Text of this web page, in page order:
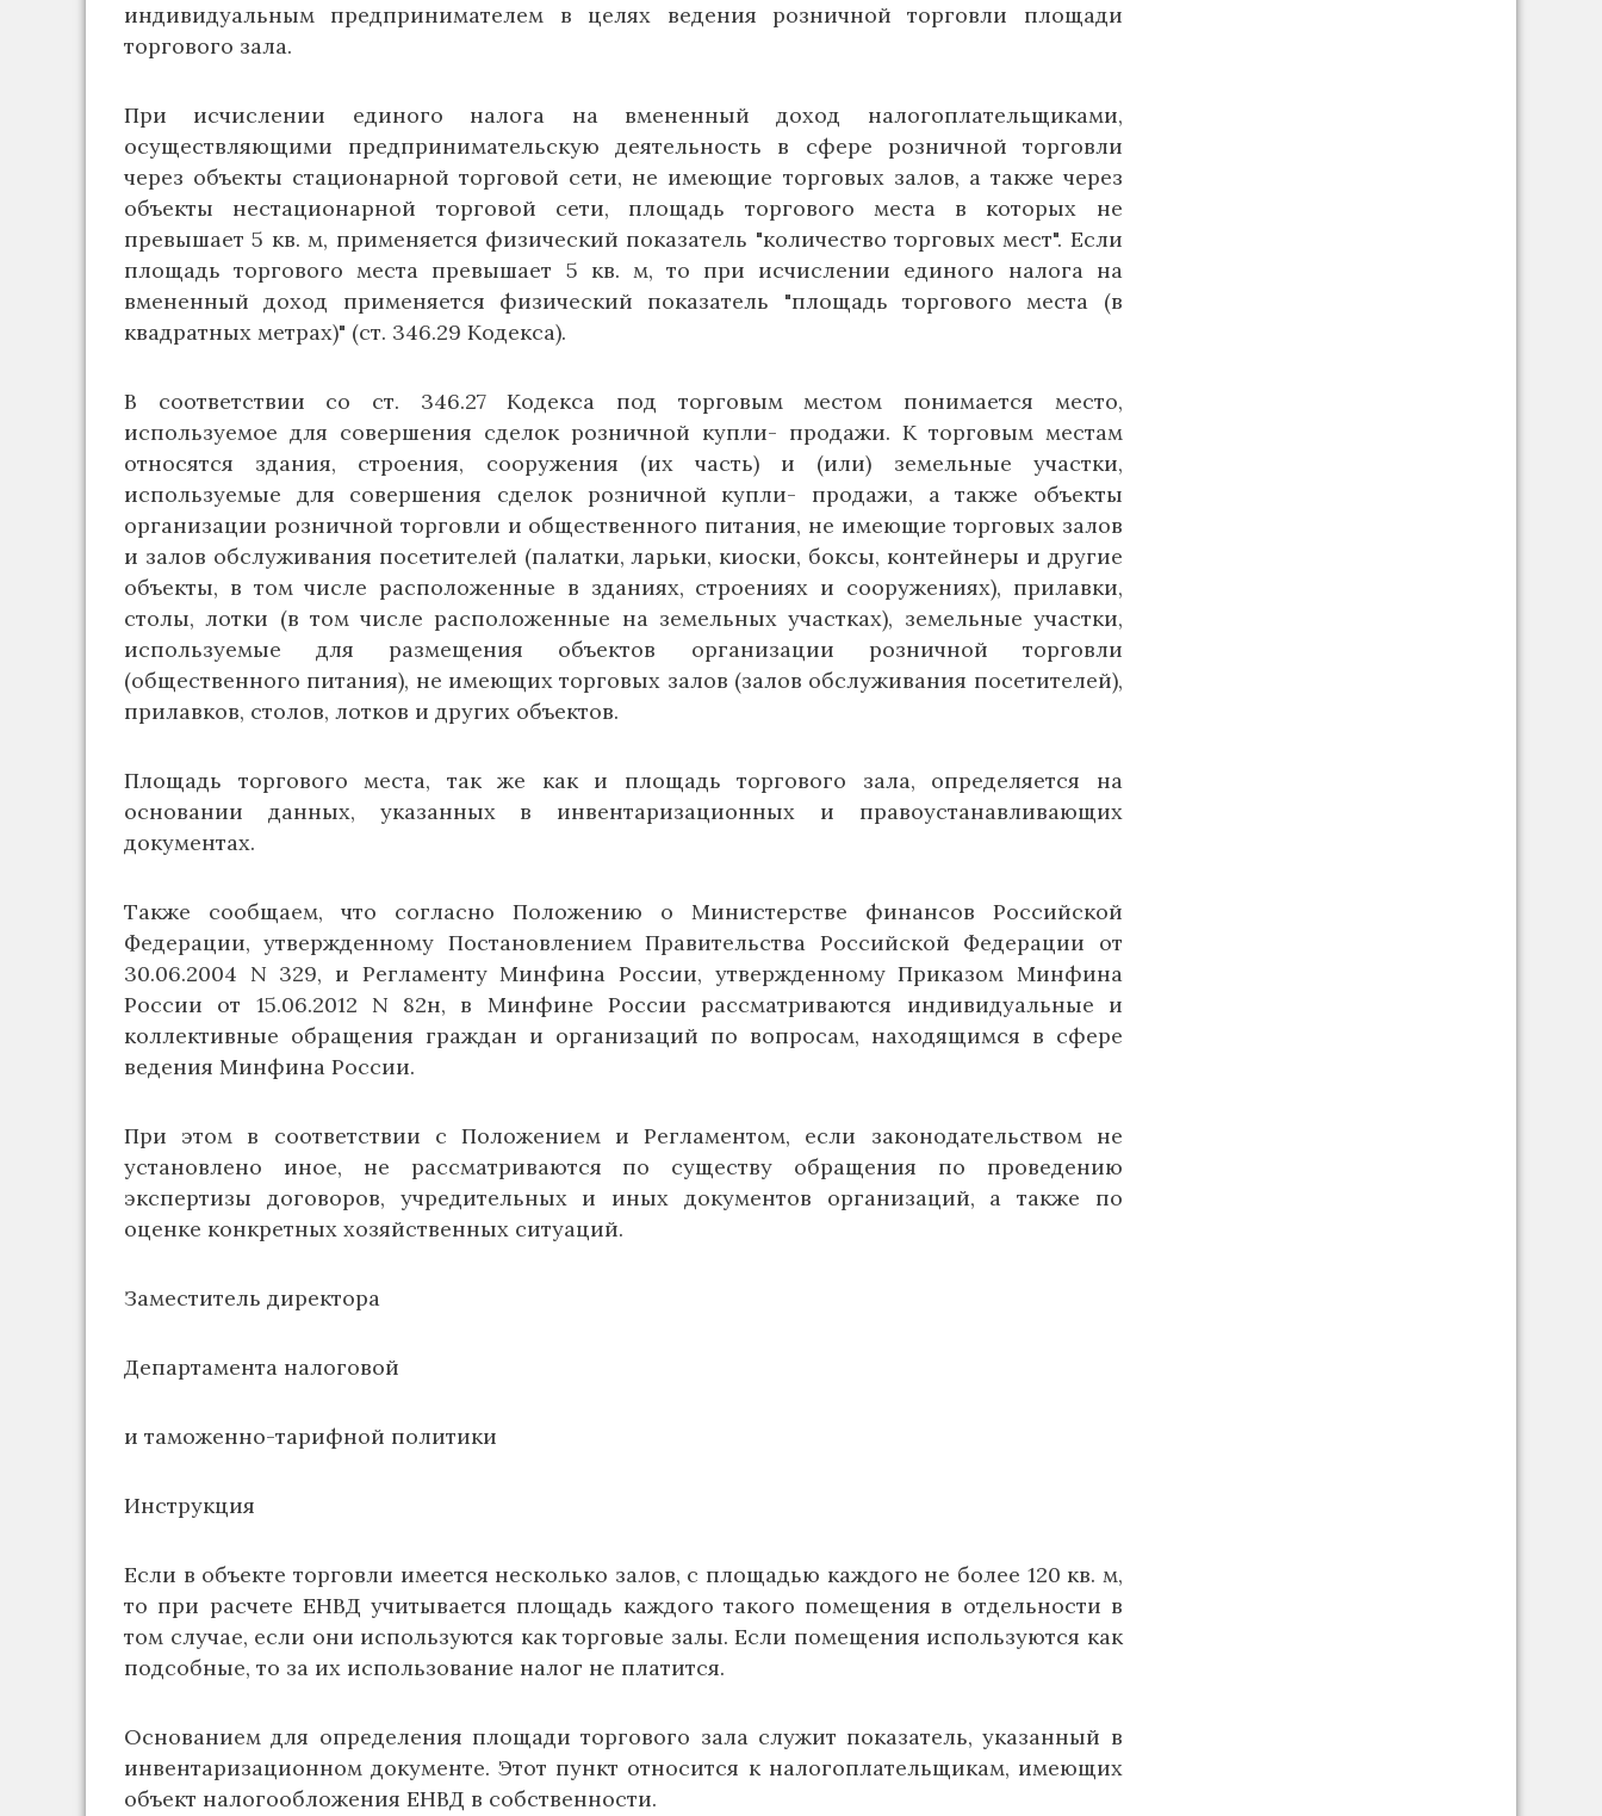
индивидуальным предпринимателем в целях ведения розничной торговли площади
торгового зала.
При исчислении единого налога на вмененный доход налогоплательщиками,
осуществляющими предпринимательскую деятельность в сфере розничной торговли
через объекты стационарной торговой сети, не имеющие торговых залов, а также через
объекты нестационарной торговой сети, площадь торгового места в которых не
превышает 5 кв. м, применяется физический показатель "количество торговых мест". Если
площадь торгового места превышает 5 кв. м, то при исчислении единого налога на
вмененный доход применяется физический показатель "площадь торгового места (в
квадратных метрах)" (ст. 346.29 Кодекса).
В соответствии со ст. 346.27 Кодекса под торговым местом понимается место,
используемое для совершения сделок розничной купли- продажи. К торговым местам
относятся здания, строения, сооружения (их часть) и (или) земельные участки,
используемые для совершения сделок розничной купли- продажи, а также объекты
организации розничной торговли и общественного питания, не имеющие торговых залов
и залов обслуживания посетителей (палатки, ларьки, киоски, боксы, контейнеры и другие
объекты, в том числе расположенные в зданиях, строениях и сооружениях), прилавки,
столы, лотки (в том числе расположенные на земельных участках), земельные участки,
используемые для размещения объектов организации розничной торговли
(общественного питания), не имеющих торговых залов (залов обслуживания посетителей),
прилавков, столов, лотков и других объектов.
Площадь торгового места, так же как и площадь торгового зала, определяется на
основании данных, указанных в инвентаризационных и правоустанавливающих
документах.
Также сообщаем, что согласно Положению о Министерстве финансов Российской
Федерации, утвержденному Постановлением Правительства Российской Федерации от
30.06.2004 N 329, и Регламенту Минфина России, утвержденному Приказом Минфина
России от 15.06.2012 N 82н, в Минфине России рассматриваются индивидуальные и
коллективные обращения граждан и организаций по вопросам, находящимся в сфере
ведения Минфина России.
При этом в соответствии с Положением и Регламентом, если законодательством не
установлено иное, не рассматриваются по существу обращения по проведению
экспертизы договоров, учредительных и иных документов организаций, а также по
оценке конкретных хозяйственных ситуаций.
Заместитель директора
Департамента налоговой
и таможенно-тарифной политики
Инструкция
Если в объекте торговли имеется несколько залов, с площадью каждого не более 120 кв. м,
то при расчете ЕНВД учитывается площадь каждого такого помещения в отдельности в
том случае, если они используются как торговые залы. Если помещения используются как
подсобные, то за их использование налог не платится.
Основанием для определения площади торгового зала служит показатель, указанный в
инвентаризационном документе. Этот пункт относится к налогоплательщикам, имеющих
объект налогообложения ЕНВД в собственности.